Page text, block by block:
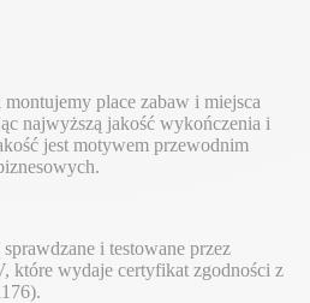
place zabaw i miejsca
najwyższą jakość wykończenia i
jest motywem przewodnim
i testowane przez
które wydaje certyfikat zgodności z